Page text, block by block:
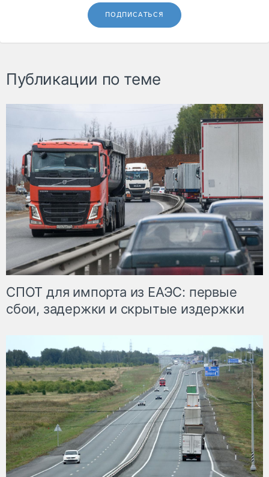
ПОДПИСАТЬСЯ
Публикации по теме
СПОТ для импорта из ЕАЭС: первые
сбои, задержки и скрытые издержки